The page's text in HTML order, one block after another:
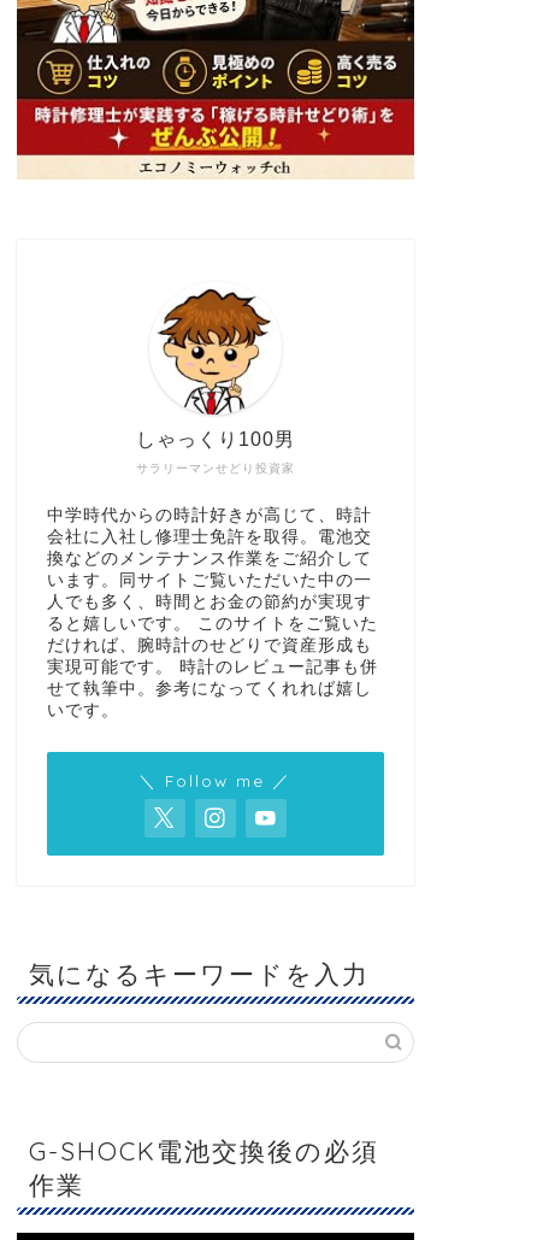
サラリーマンせどり投資家
しゃっくり100男
中学時代からの時計好きが高じて、時計
会社に入社し修理士免許を取得。電池交
換などのメンテナンス作業をご紹介して
います。同サイトご覧いただいた中の一
人でも多く、時間とお金の節約が実現す
ると嬉しいです。 このサイトをご覧いた
だければ、腕時計のせどりで資産形成も
実現可能です。 時計のレビュー記事も併
せて執筆中。参考になってくれれば嬉し
いです。
＼ Follow me ／
気になるキーワードを入力
G-SHOCK電池交換後の必須
作業